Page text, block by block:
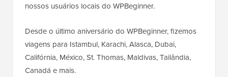
nossos usuários locais do WPBeginner.
Desde o último aniversário do WPBeginner, fizemos
viagens para Istambul, Karachi, Alasca, Dubai,
Califórnia, México, St. Thomas, Maldivas, Tailândia,
Canadá e mais.